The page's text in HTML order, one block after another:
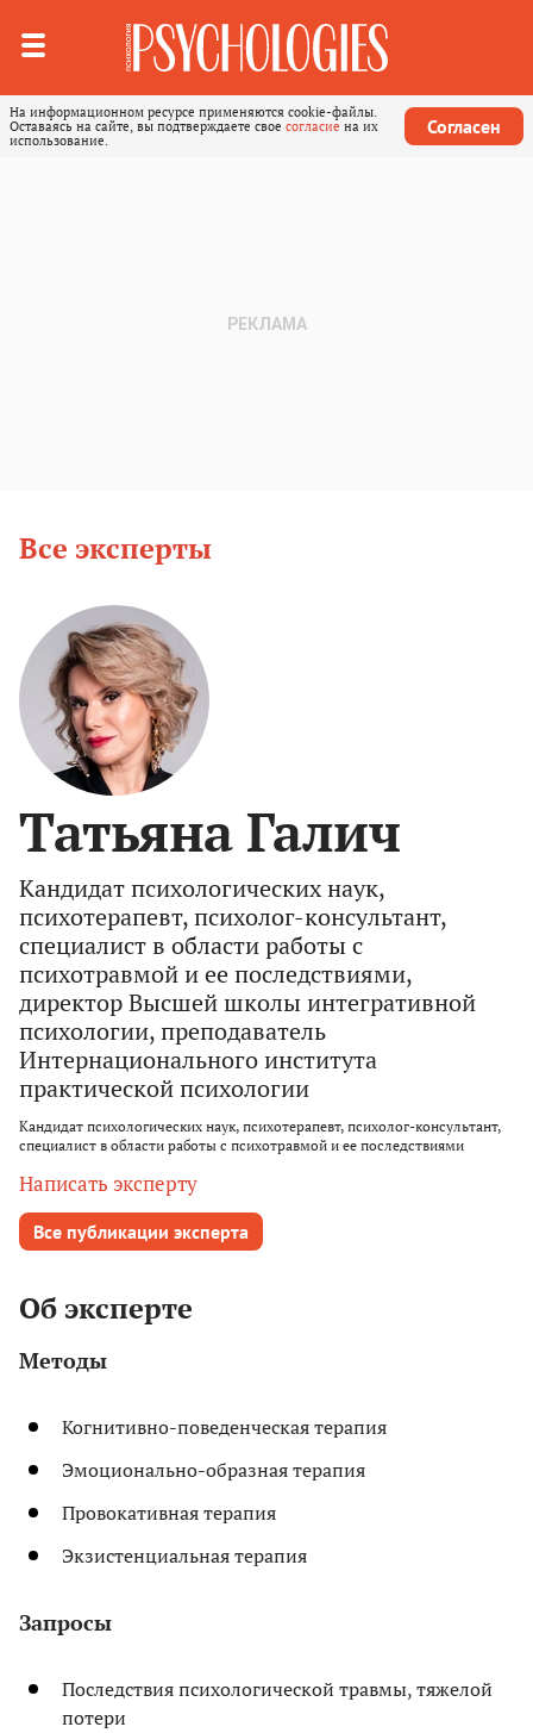
На информационном ресурсе применяются cookie-файлы.
Оставаясь на сайте, вы подтверждаете свое согласие на их
использование.
Согласен
Все эксперты
Татьяна Галич
Кандидат психологических наук,
психотерапевт, психолог-консультант,
специалист в области работы с
психотравмой и ее последствиями,
директор Высшей школы интегративной
психологии, преподаватель
Интернационального института
практической психологии
Кандидат психологических наук, психотерапевт, психолог-консультант,
специалист в области работы с психотравмой и ее последствиями
Написать эксперту
Все публикации эксперта
Об эксперте
Методы
Когнитивно-поведенческая терапия
Эмоционально-образная терапия
Провокативная терапия
Экзистенциальная терапия
Запросы
Последствия психологической травмы, тяжелой
потери